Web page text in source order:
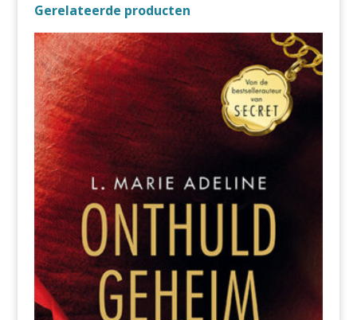
Gerelateerde producten